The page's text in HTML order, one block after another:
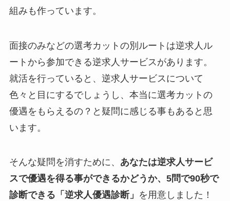
組みも作っています。
面接のみなどの選考カットの別ルートは逆求人ル
ートから参加できる逆求人サービスがあります。
就活を行っていると、逆求人サービスについて
色々と目にするでしょうし、本当に選考カットの
優遇をもらえるの？と疑問に感じる事もあると思
います。
そんな疑問を消すために、 あなたは逆求人サービ
スで優遇を得る事ができるかどうか、5問で90秒で
診断できる「逆求人優遇診断」 を用意しました！